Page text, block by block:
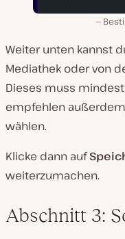
Weiter unten kannst
Mediathek oder von
Dieses muss
empfehlen
wählen.
Klicke dann auf
weiterzumachen.
Abschnitt 3: